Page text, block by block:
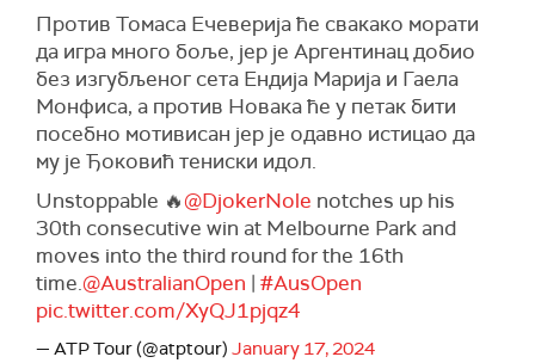
Против Томаса Ечеверија ће свакако морати
да игра много боље, јер је Аргентинац добио
без изгубљеног сета Ендија Марија и Гаела
Монфиса, а против Новака ће у петак бити
посебно мотивисан јер је одавно истицао да
му је Ђоковић тениски идол.
Unstoppable 🔥@DjokerNole notches up his
30th consecutive win at Melbourne Park and
moves into the third round for the 16th
time.@AustralianOpen | #AusOpen
pic.twitter.com/XyQJ1pjqz4
— ATP Tour (@atptour) January 17, 2024